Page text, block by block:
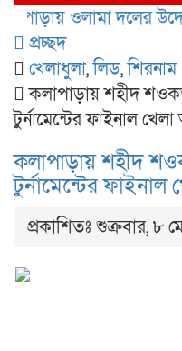
ওলামা দলের উদ্যোগে
প্রচ্ছদ
খেলাধুলা,লিড,শিরনাম
কলাপাড়ায় শহীদ
টুর্নামেন্টের ফাইনাল খেলা
কলাপাড়ায় শহীদ
টুর্নামেন্টের ফাইনাল
প্রকাশিতঃ শুক্রবার, ৮